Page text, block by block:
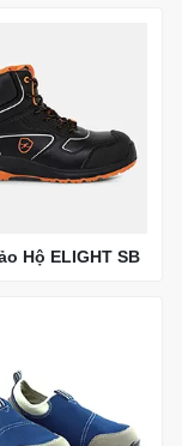
Hộ ELIGHT SB